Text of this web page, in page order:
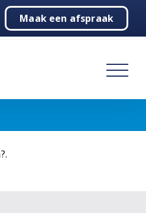
Selecteer hieronder
Maak een afspraak